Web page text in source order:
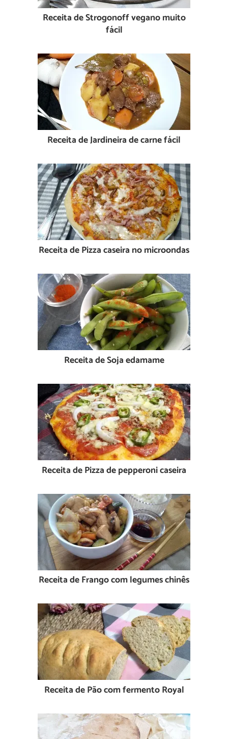
Receita de Strogonoff vegano muito
fácil
Receita de Jardineira de carne fácil
Receita de Pizza caseira no microondas
Receita de Soja edamame
Receita de Pizza de pepperoni caseira
Receita de Frango com legumes chinês
Receita de Pão com fermento Royal